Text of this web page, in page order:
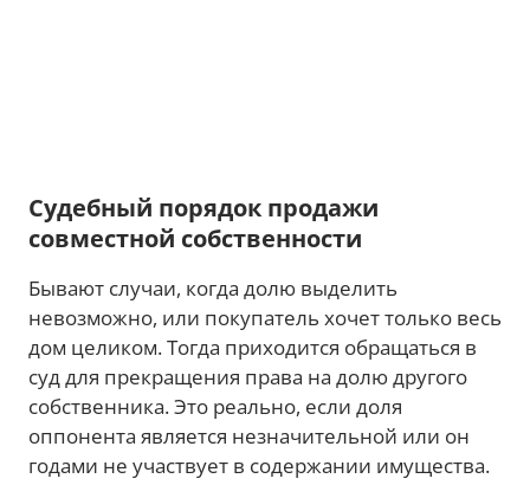
Судебный порядок продажи
совместной собственности
Бывают случаи, когда долю выделить
невозможно, или покупатель хочет только весь
дом целиком. Тогда приходится обращаться в
суд для прекращения права на долю другого
собственника. Это реально, если доля
оппонента является незначительной или он
годами не участвует в содержании имущества.